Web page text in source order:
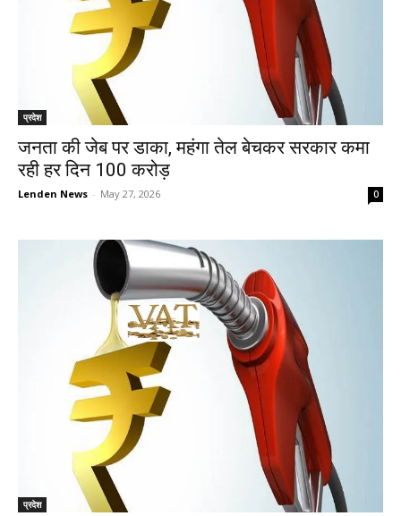
प्रदेश
जनता की जेब पर डाका, महंगा तेल बेचकर सरकार कमा
रही हर दिन 100 करोड़
Lenden News - May 27, 2026 0
प्रदेश